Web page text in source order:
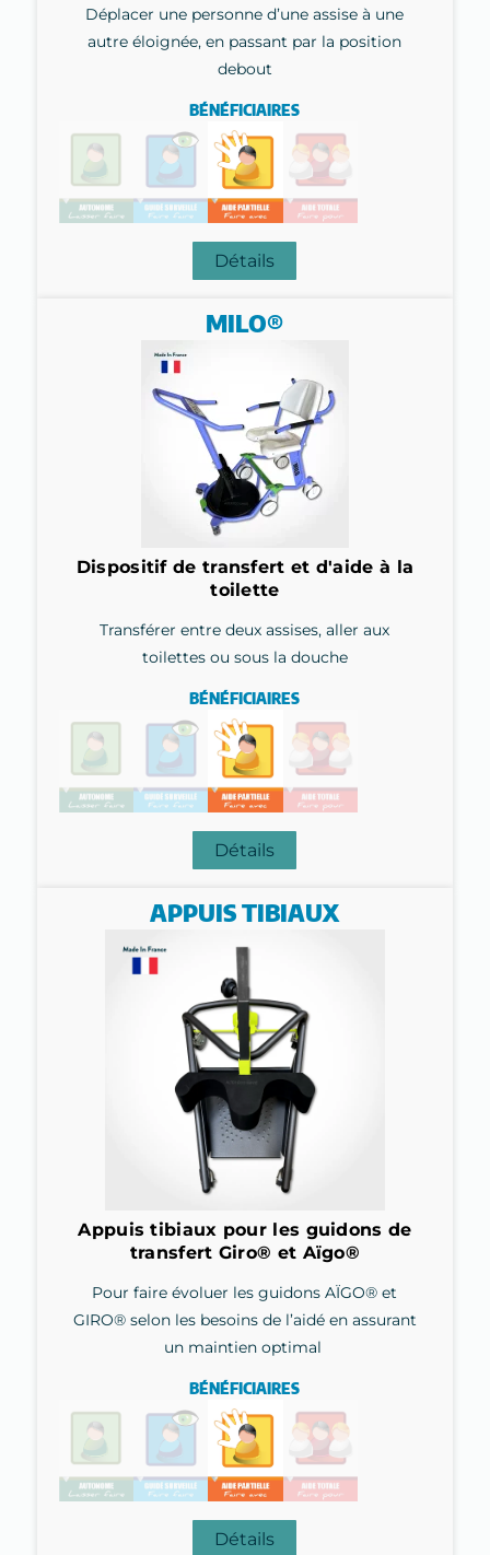
Déplacer une personne d’une assise à une
autre éloignée, en passant par la position
debout
BÉNÉFICIAIRES
Détails
MILO®
Dispositif de transfert et d'aide à la
toilette
Transférer entre deux assises, aller aux
toilettes ou sous la douche
BÉNÉFICIAIRES
Détails
APPUIS TIBIAUX
Appuis tibiaux pour les guidons de
transfert Giro® et Aïgo®
Pour faire évoluer les guidons AÏGO® et
GIRO® selon les besoins de l’aidé en assurant
un maintien optimal
BÉNÉFICIAIRES
Détails